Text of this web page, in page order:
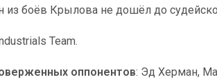
из боёв Крылова не дошёл до
Team.
оппонентов: Эд Херман,